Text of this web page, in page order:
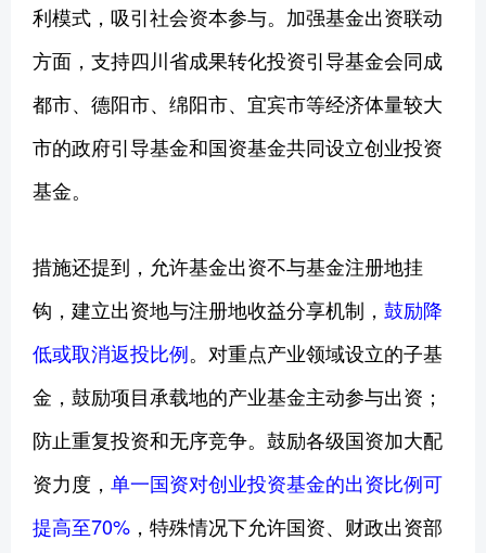
利模式，吸引社会资本参与。加强基金出资联动
方面，支持四川省成果转化投资引导基金会同成
都市、德阳市、绵阳市、宜宾市等经济体量较大
市的政府引导基金和国资基金共同设立创业投资
基金。
措施还提到，允许基金出资不与基金注册地挂
钩，建立出资地与注册地收益分享机制， 鼓励降
低或取消返投比例。对重点产业领域设立的子基
金，鼓励项目承载地的产业基金主动参与出资；
防止重复投资和无序竞争。鼓励各级国资加大配
资力度， 单一国资对创业投资基金的出资比例可
提高至70% ，特殊情况下允许国资、财政出资部